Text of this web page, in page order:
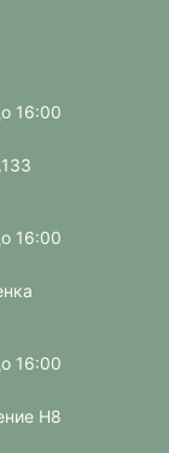
16:00
16:00
16:00
Н8